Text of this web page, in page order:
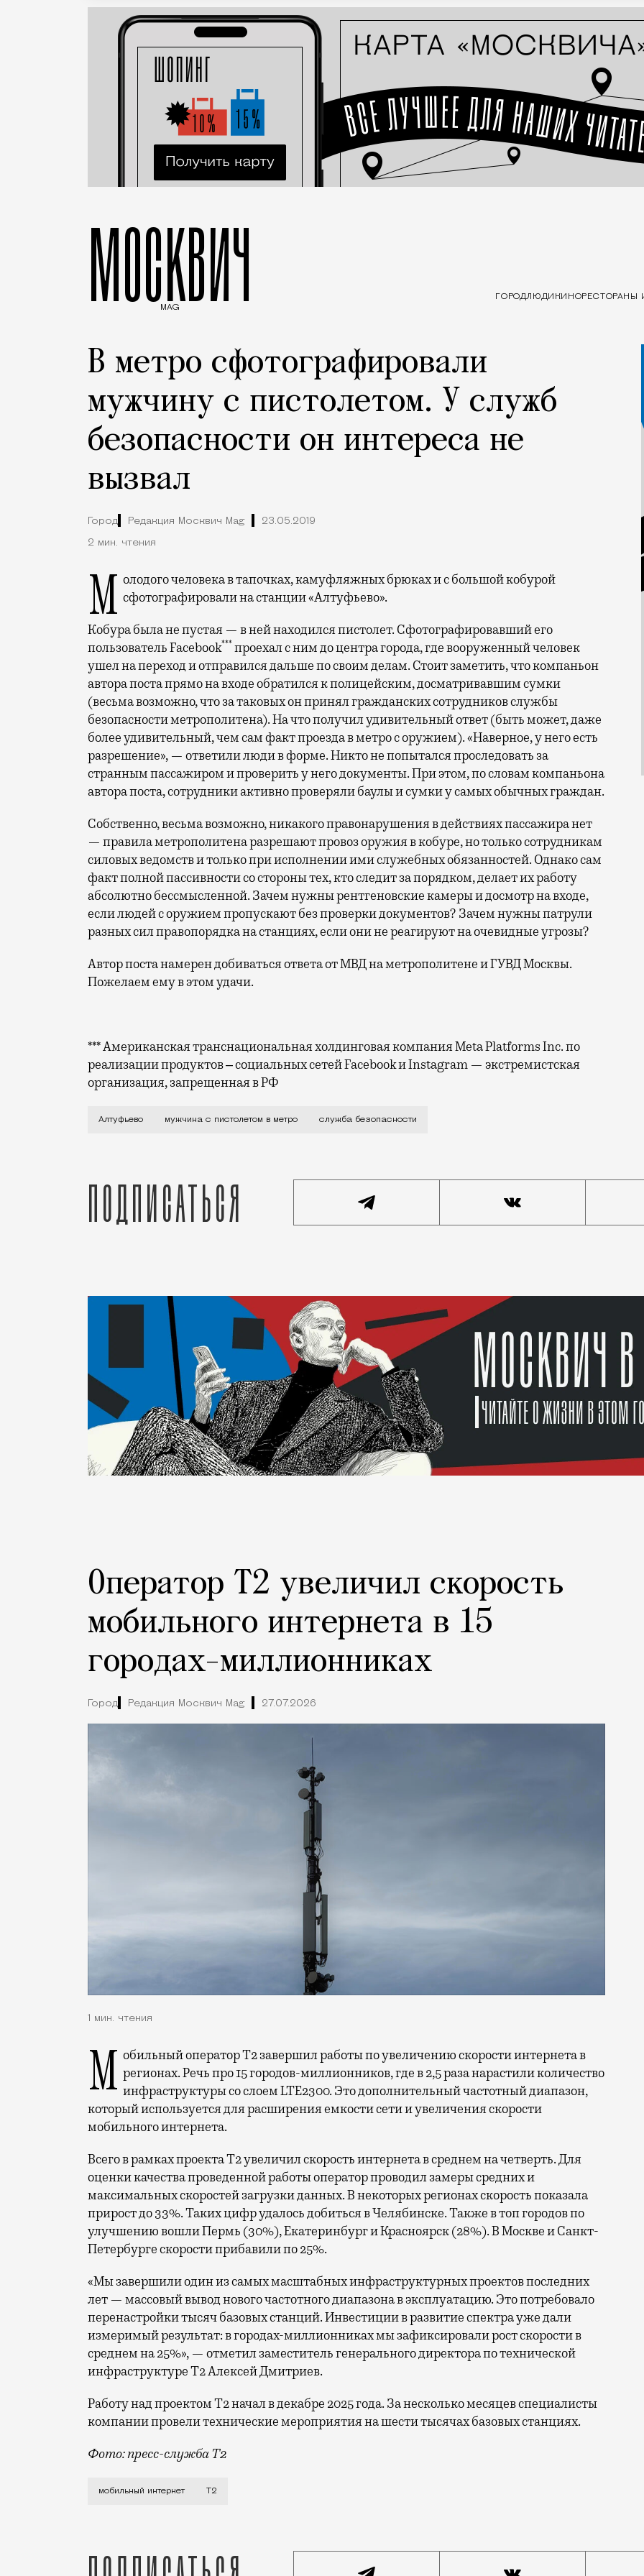
МОСКВИЧ
MAG
ГОРОДЛЮДИ КИНОРЕСТОРАНЫ
В метро сфотографировали
мужчину с пистолетом. У служб
безопасности он интереса не
вызвал
Город Редакция Москвич Mag 23.05.2019
2 мин. чтения
Молодого человека в тапочках, камуфляжных брюках и с большой кобурой сфотографировали на станции «Алтуфьево».
Кобура была не пустая — в ней находился пистолет. Сфотографировавший его
пользователь Facebook***проехал с ним до центра города, где вооруженный человек
ушел на переход и отправился дальше по своим делам. Стоит заметить, что компаньон
автора поста прямо на входе обратился к полицейским, досматривавшим сумки
(весьма возможно, что за таковых он принял гражданских сотрудников службы
безопасности метрополитена). На что получил удивительный ответ (быть может, даже
более удивительный, чем сам факт проезда в метро с оружием). «Наверное, у него есть
разрешение», — ответили люди в форме. Никто не попытался проследовать за
странным пассажиром и проверить у него документы. При этом, по словам компаньона
автора поста, сотрудники активно проверяли баулы и сумки у самых обычных граждан.
Собственно, весьма возможно, никакого правонарушения в действиях пассажира нет
— правила метрополитена разрешают провоз оружия в кобуре, но только сотрудникам
силовых ведомств и только при исполнении ими служебных обязанностей. Однако сам
факт полной пассивности со стороны тех, кто следит за порядком, делает их работу
абсолютно бессмысленной. Зачем нужны рентгеновские камеры и досмотр на входе,
если людей с оружием пропускают без проверки документов? Зачем нужны патрули
разных сил правопорядка на станциях, если они не реагируют на очевидные угрозы?
Автор поста намерен добиваться ответа от МВД на метрополитене и ГУВД Москвы.
Пожелаем ему в этом удачи.
*** Американская транснациональная холдинговая компания Meta Platforms Inc. по
реализации продуктов ‒ социальных сетей Facebook и Instagram — экстремистская
организация, запрещенная в РФ
Алтуфьево мужчина с пистолетом в метро служба безопасности
Подписаться
Город
Оператор Т2 увеличил скорость
мобильного интернета в 15
городах-миллионниках
Город Редакция Москвич Mag 27.07.2026
1 мин. чтения
Мобильный оператор Т2 завершил работы по увеличению скорости интернета в регионах. Речь про 15 городов-миллионников, где в 2,5 раза нарастили количество
инфраструктуры со слоем LTE2300. Это дополнительный частотный диапазон,
который используется для расширения емкости сети и увеличения скорости
мобильного интернета.
Всего в рамках проекта Т2 увеличил скорость интернета в среднем на четверть. Для
оценки качества проведенной работы оператор проводил замеры средних и
максимальных скоростей загрузки данных. В некоторых регионах скорость показала
прирост до 33%. Таких цифр удалось добиться в Челябинске. Также в топ городов по
улучшению вошли Пермь (30%), Екатеринбург и Красноярск (28%). В Москве и Санкт-
Петербурге скорости прибавили по 25%.
«Мы завершили один из самых масштабных инфраструктурных проектов последних
лет — массовый вывод нового частотного диапазона в эксплуатацию. Это потребовало
перенастройки тысяч базовых станций. Инвестиции в развитие спектра уже дали
измеримый результат: в городах-миллионниках мы зафиксировали рост скорости в
среднем на 25%», — отметил заместитель генерального директора по технической
инфраструктуре Т2 Алексей Дмитриев.
Работу над проектом Т2 начал в декабре 2025 года. За несколько месяцев специалисты
компании провели технические мероприятия на шести тысячах базовых станциях.
Фото: пресс-служба Т2
Мобильный оператор Т2 завершил работы по увеличению скорости интернета в регионах.
мобильный интернет Т2